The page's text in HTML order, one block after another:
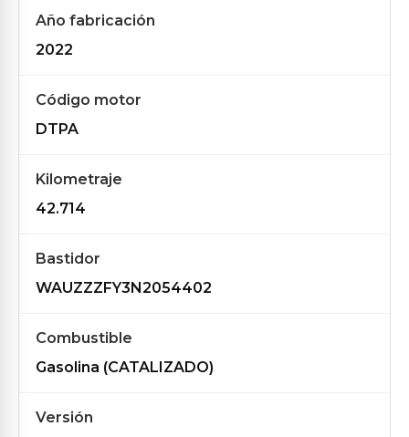
Año fabricación
2022
Código motor
DTPA
Kilometraje
42.714
Bastidor
WAUZZZFY3N2054402
Combustible
Gasolina (CATALIZADO)
Versión